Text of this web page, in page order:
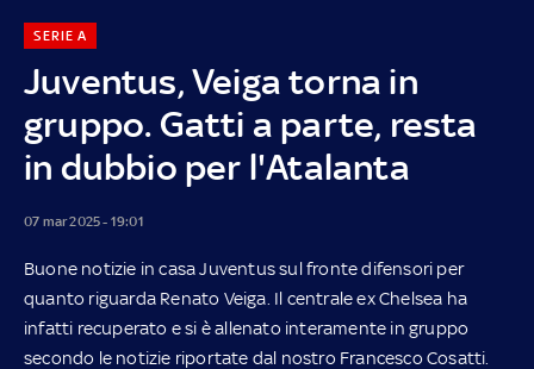
Juventus, Veiga torna in
gruppo. Gatti a parte, resta
in dubbio per l'Atalanta
SERIE A
07 mar 2025 - 19:01
Buone notizie in casa Juventus sul fronte difensori per
quanto riguarda Renato Veiga. Il centrale ex Chelsea ha
infatti recuperato e si è allenato interamente in gruppo
secondo le notizie riportate dal nostro Francesco Cosatti.